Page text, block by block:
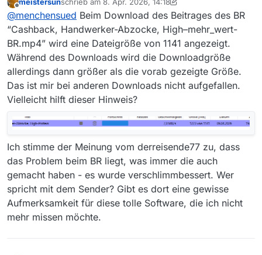
Offline zuletzt editiert von meistersun4. Aug. 2026, 16:32
@menchensued Beim Download des Beitrages des BR
“Cashback, Handwerker-Abzocke, High–mehr_wert-
BR.mp4” wird eine Dateigröße von 1141 angezeigt.
Während des Downloads wird die Downloadgröße
allerdings dann größer als die vorab gezeigte Größe.
Das ist mir bei anderen Downloads nicht aufgefallen.
Vielleicht hilft dieser Hinweis?
Ich stimme der Meinung vom derreisende77 zu, dass
das Problem beim BR liegt, was immer die auch
gemacht haben - es wurde verschlimmbessert. Wer
spricht mit dem Sender? Gibt es dort eine gewisse
Aufmerksamkeit für diese tolle Software, die ich nicht
mehr missen möchte.